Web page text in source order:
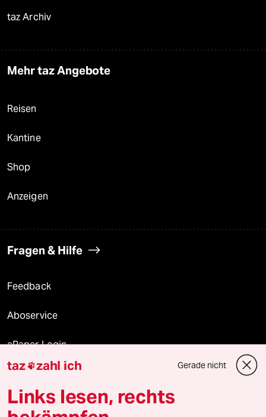
taz Archiv
Mehr taz Angebote
Reisen
Kantine
Shop
Anzeigen
Fragen & Hilfe
Feedback
Aboservice
ePaper Login
Downloads für Abonnierende
taz zahl ich Gerade nicht
Links lesen, rechts